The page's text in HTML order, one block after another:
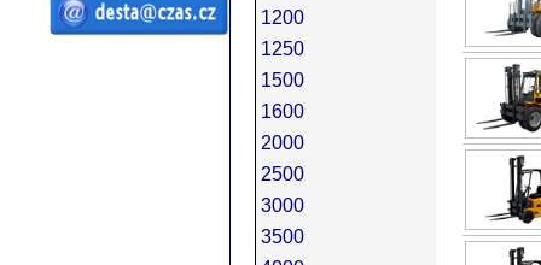
1200
1250
1500
1600
2000
2500
3000
3500